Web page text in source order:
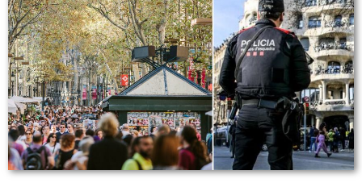
A
BARCELLONA?